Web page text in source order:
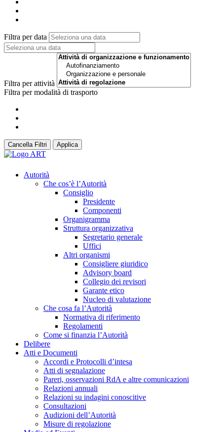
Filtra per data
Filtra per attività
Filtra per modalità di trasporto
Cancella Filtri Applica
Autorità
Che cos’è l’Autorità
Consiglio
Presidente
Componenti
Organigramma
Struttura organizzativa
Segretario generale
Uffici
Altri organismi
Consigliere giuridico
Advisory board
Collegio dei revisori
Garante etico
Nucleo di valutazione
Che cosa fa l’Autorità
Normativa di riferimento
Regolamenti
Come si finanzia l’Autorità
Delibere
Atti e Documenti
Accordi e Protocolli d’intesa
Atti di segnalazione
Pareri, osservazioni RdA e altre comunicazioni
Relazioni annuali
Relazioni su indagini conoscitive
Consultazioni
Audizioni dell’Autorità
Misure di regolazione